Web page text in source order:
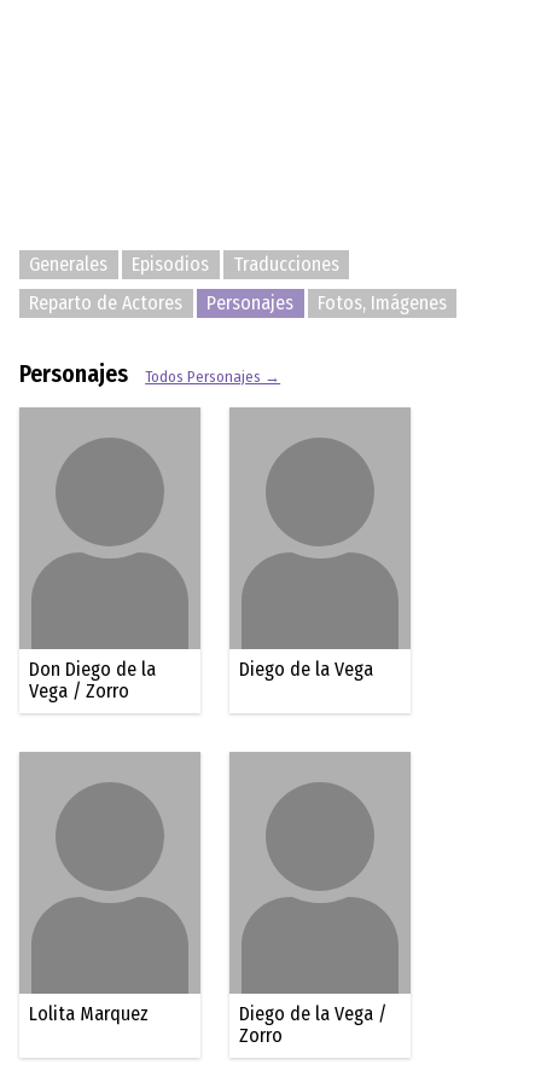
Generales Episodios
Traducciones
Reparto de Actores
Personajes Fotos, Imágenes
Personajes Todos Personajes →
Don Diego de la
Vega / Zorro
Diego de la Vega
Lolita Marquez
Diego de la Vega /
Zorro